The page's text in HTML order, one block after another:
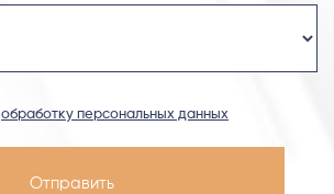
обработку персональных данных